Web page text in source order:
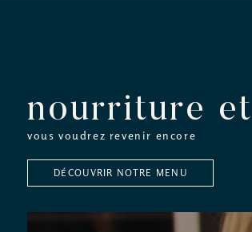
nourriture
vous voudrez revenir encore
DÉCOUVRIR NOTRE MENU